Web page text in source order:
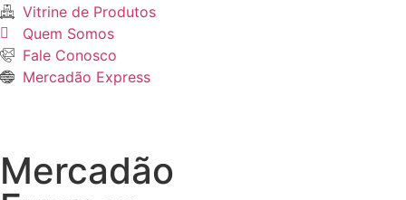
Vitrine de Produtos
Quem Somos
Fale Conosco
Mercadão Express
Mercadão